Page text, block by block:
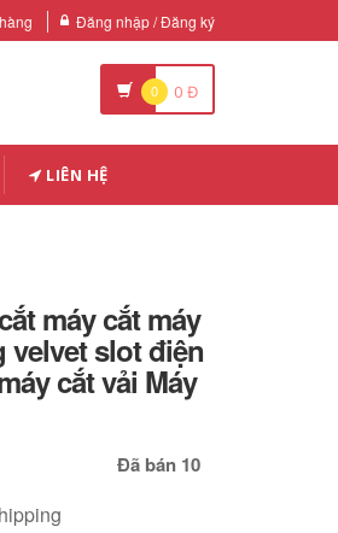
Đăng nhập / Đăng ký
0 0 Đ
LIÊN HỆ
máy cắt máy
velvet slot điện
cắt vải Máy
Đã bán 10